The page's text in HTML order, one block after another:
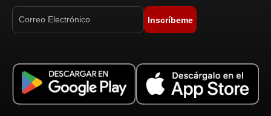
Inscríbeme